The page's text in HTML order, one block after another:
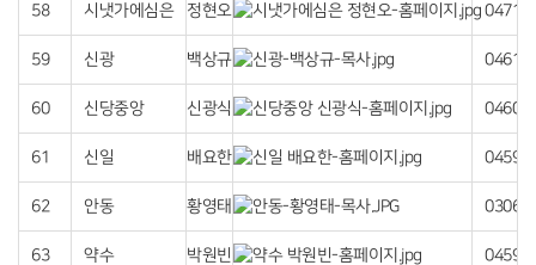
58 시냇가에심은 정현오 04710
59 신광 백상규 04618
60 신당중앙 신광식 04608
61 신일 배요한 04590
62 안동 황영태 03061
63 약수 박원빈 04596